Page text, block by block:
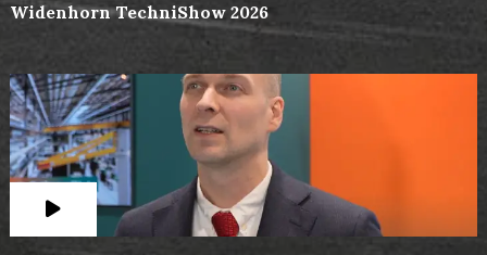
Widenhorn TechniShow 2026